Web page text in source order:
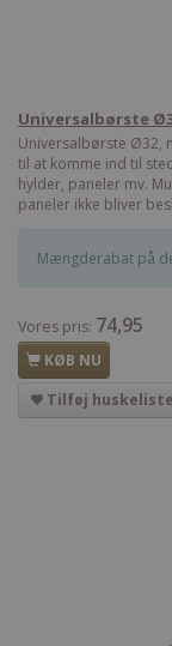
Universalbørste
Universalbørste Ø32,
til at komme ind til
hylder, paneler mv.
paneler ikke bliver
Mængderabat på
Vores pris: 74,95
KØB NU
Tilføj huskeliste